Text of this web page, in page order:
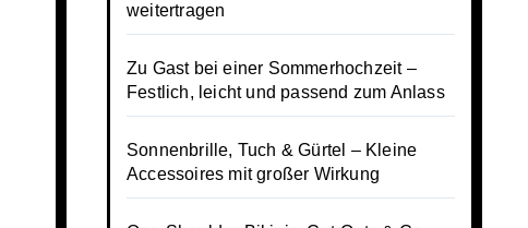
weitertragen
Zu Gast bei einer Sommerhochzeit –
Festlich, leicht und passend zum Anlass
Sonnenbrille, Tuch & Gürtel – Kleine
Accessoires mit großer Wirkung